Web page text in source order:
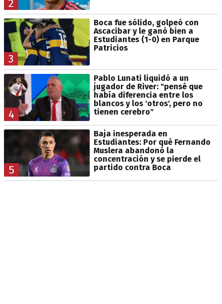
2
3
Boca fue sólido, golpeó con
Ascacibar y le ganó bien a
Estudiantes (1-0) en Parque
Patricios
4
Pablo Lunati liquidó a un
jugador de River: "pensé que
había diferencia entre los
blancos y los 'otros', pero no
tienen cerebro"
5
Baja inesperada en
Estudiantes: Por qué Fernando
Muslera abandonó la
concentración y se pierde el
partido contra Boca